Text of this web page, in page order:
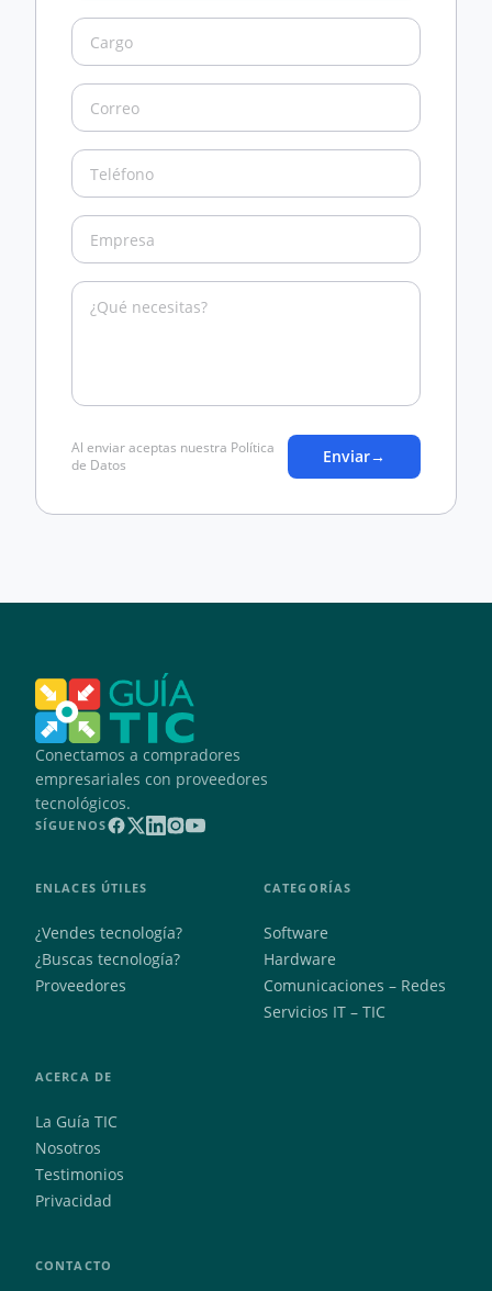
Al enviar aceptas nuestra Política
de Datos
Enviar→
Conectamos a compradores
empresariales con proveedores
tecnológicos.
SÍGUENOS
ENLACES ÚTILES
¿Vendes tecnología?
¿Buscas tecnología?
Proveedores
CATEGORÍAS
Software
Hardware
Comunicaciones – Redes
Servicios IT – TIC
ACERCA DE
La Guía TIC
Nosotros
Testimonios
Privacidad
CONTACTO